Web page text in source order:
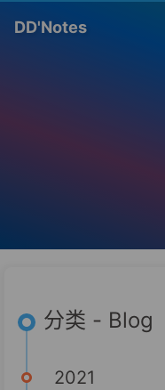
DD'Notes
分类 - Blog
2021